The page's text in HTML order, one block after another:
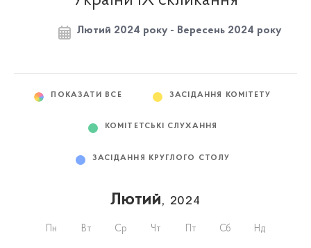
Лютий 2024 року - Вересень 2024 року
ПОКАЗАТИ ВСЕ ЗАСІДАННЯ КОМІТЕТУ
КОМІТЕТСЬКІ СЛУХАННЯ
ЗАСІДАННЯ КРУГЛОГО СТОЛУ
Лютий, 2024
Пн Вт Ср Чт Пт Сб Нд